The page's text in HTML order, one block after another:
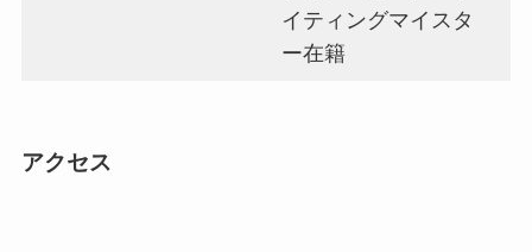
イティングマイスタ
ー在籍
アクセス